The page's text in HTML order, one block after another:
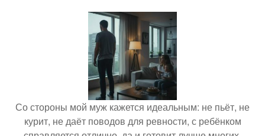
Со стороны мой муж кажется идеальным: не пьёт, не
курит, не даёт поводов для ревности, с ребёнком